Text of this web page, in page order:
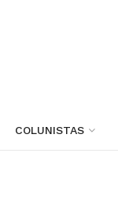
COLUNISTAS